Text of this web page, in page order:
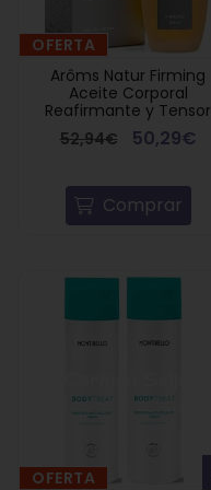
OFERTA
Arôms Natur Firming
Aceite Corporal
Reafirmante y Tensor
52,94€
50,29€
Comprar
OFERTA